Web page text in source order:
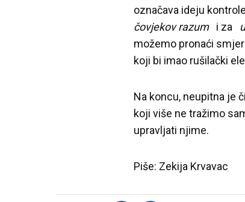
označava ideju
čovjekov razumi za
možemo pronaći
koji bi imao rušilački
Na koncu, neupitna je
koji više ne tražimo
upravljati njime.
Piše: Zekija Krvavac